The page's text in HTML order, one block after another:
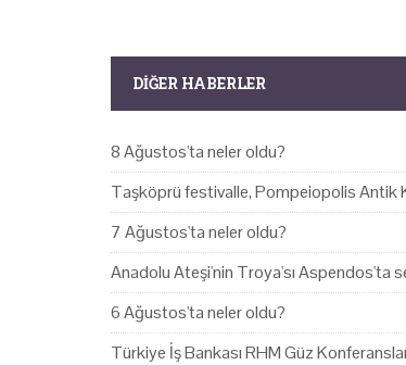
DIĞER HABERLER
8 Ağustos'ta neler oldu?
Taşköprü festivalle, Pompeiopolis Antik
7 Ağustos'ta neler oldu?
Anadolu Ateşi'nin Troya'sı Aspendos'ta
6 Ağustos'ta neler oldu?
Türkiye İş Bankası RHM Güz